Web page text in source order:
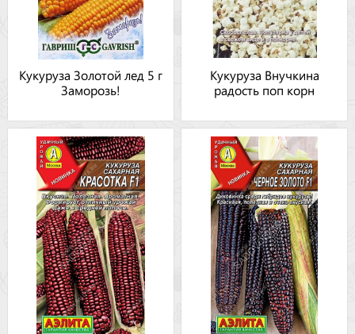
Кукуруза Золотой лед 5 г
Заморозь!
Кукуруза Внучкина
радость поп корн